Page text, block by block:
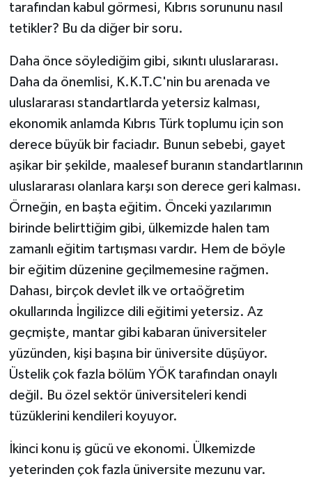
tarafından kabul görmesi, Kıbrıs sorununu nasıl
tetikler? Bu da diğer bir soru.
Daha önce söylediğim gibi, sıkıntı uluslararası.
Daha da önemlisi, K.K.T.C'nin bu arenada ve
uluslararası standartlarda yetersiz kalması,
ekonomik anlamda Kıbrıs Türk toplumu için son
derece büyük bir faciadır. Bunun sebebi, gayet
aşikar bir şekilde, maalesef buranın standartlarının
uluslararası olanlara karşı son derece geri kalması.
Örneğin, en başta eğitim. Önceki yazılarımın
birinde belirttiğim gibi, ülkemizde halen tam
zamanlı eğitim tartışması vardır. Hem de böyle
bir eğitim düzenine geçilmemesine rağmen.
Dahası, birçok devlet ilk ve ortaöğretim
okullarında İngilizce dili eğitimi yetersiz. Az
geçmişte, mantar gibi kabaran üniversiteler
yüzünden, kişi başına bir üniversite düşüyor.
Üstelik çok fazla bölüm YÖK tarafından onaylı
değil. Bu özel sektör üniversiteleri kendi
tüzüklerini kendileri koyuyor.
İkinci konu iş gücü ve ekonomi. Ülkemizde
yeterinden çok fazla üniversite mezunu var.